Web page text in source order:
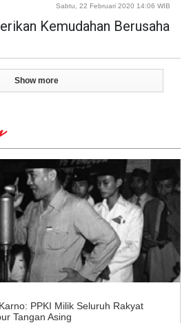
Sabtu, 22 Februari 2020 14:06 WIB
Kemudahan Berusaha
Show more
PPKI Milik Seluruh Rakyat
Tangan Asing